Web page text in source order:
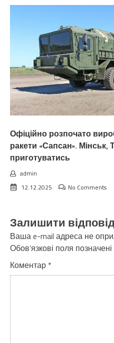
Офіційно розпочато
ракети «Сапсан». Мінськ,
приготуватись
admin
12.12.2025
No Comments
Залишити
Ваша e-mail адреса не
Обов’язкові поля позначені
Коментар *